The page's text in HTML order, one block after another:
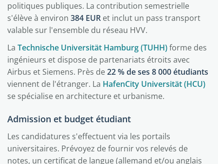
politiques publiques. La contribution semestrielle
s'élève à environ 384 EUR et inclut un pass transport
valable sur l'ensemble du réseau HVV.
La Technische Universität Hamburg (TUHH)forme des
ingénieurs et dispose de partenariats étroits avec
Airbus et Siemens. Près de22 % de ses 8 000 étudiants
viennent de l'étranger. La HafenCity Universität (HCU)
se spécialise en architecture et urbanisme.
Admission et budget étudiant
Les candidatures s'effectuent via les portails
universitaires. Prévoyez de fournir vos relevés de
notes, un certificat de langue (allemand et/ou anglais